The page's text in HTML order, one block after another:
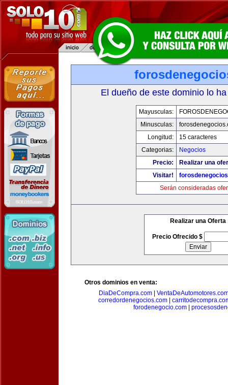
El dueño de este dominio lo
Mayusculas:
Minusculas:
Longitud:
15 caracteres
Categorias:
Negocios
Precio:
Realizar una
Visitar!
Serán consideradas
Realizar una Oferta
Precio Ofrecido $
Otros dominios en venta:
DiaDeCompra.com|
corredordenegocios.com
forodenegocio.com